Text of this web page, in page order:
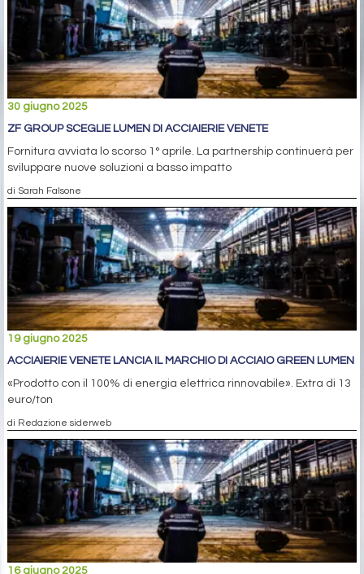
30 giugno 2025
ZF GROUP SCEGLIE LUMEN DI ACCIAIERIE VENETE
Fornitura avviata lo scorso 1° aprile. La partnership continuerà per
sviluppare nuove soluzioni a basso impatto
di Sarah Falsone
19 giugno 2025
ACCIAIERIE VENETE LANCIA IL MARCHIO DI ACCIAIO GREEN LUMEN
«Prodotto con il 100% di energia elettrica rinnovabile». Extra di 13
euro/ton
di Redazione siderweb
16 giugno 2025